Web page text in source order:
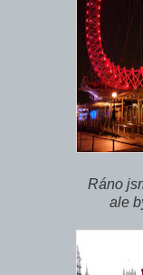
Ráno
ale